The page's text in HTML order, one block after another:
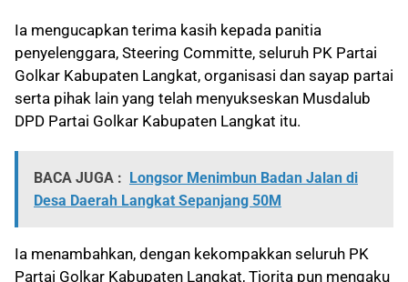
Ia mengucapkan terima kasih kepada panitia
penyelenggara, Steering Committe, seluruh PK Partai
Golkar Kabupaten Langkat, organisasi dan sayap partai
serta pihak lain yang telah menyukseskan Musdalub
DPD Partai Golkar Kabupaten Langkat itu.
BACA JUGA : Longsor Menimbun Badan Jalan di
Desa Daerah Langkat Sepanjang 50M
Ia menambahkan, dengan kekompakkan seluruh PK
Partai Golkar Kabupaten Langkat, Tiorita pun mengaku